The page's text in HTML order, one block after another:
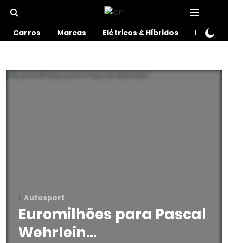
Carros Marcas Elétricos & Híbridos Motos
Autosport
Euromilhões para Pascal
Wehrlein…